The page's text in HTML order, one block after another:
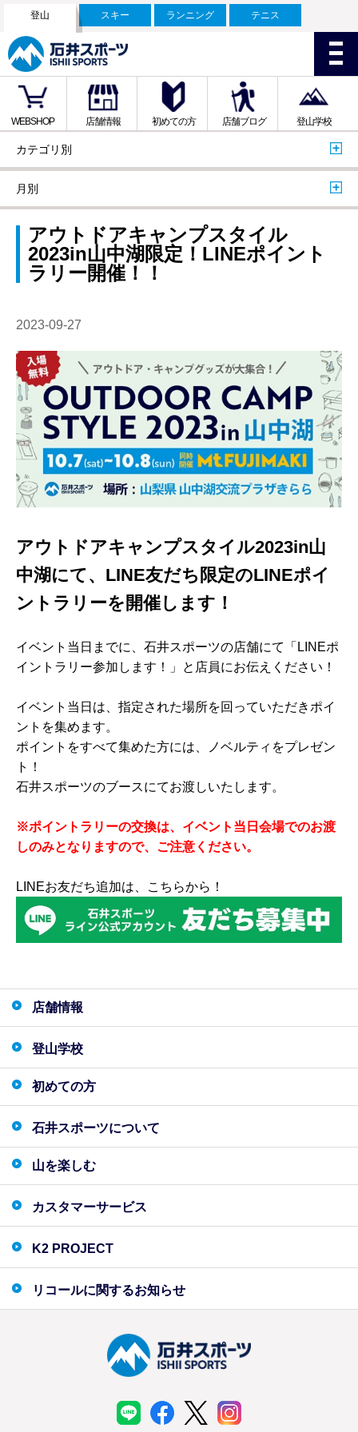
登山 スキー ランニング テニス
WEBSHOP 店舗情報 初めての方 店舗ブログ 登山学校
カテゴリ別
月別
アウトドアキャンプスタイル
2023in山中湖限定！LINEポイント
ラリー開催！！
2023-09-27
アウトドアキャンプスタイル2023in山
中湖にて、LINE友だち限定のLINEポイ
ントラリーを開催します！
イベント当日までに、石井スポーツの店舗にて「LINEポ
イントラリー参加します！」と店員にお伝えください！
イベント当日は、指定された場所を回っていただきポイ
ントを集めます。
ポイントをすべて集めた方には、ノベルティをプレゼン
ト！
石井スポーツのブースにてお渡しいたします。
※ポイントラリーの交換は、イベント当日会場でのお渡
しのみとなりますので、ご注意ください。
LINEお友だち追加は、こちらから！
店舗情報
登山学校
初めての方
石井スポーツについて
山を楽しむ
カスタマーサービス
K2 PROJECT
リコールに関するお知らせ